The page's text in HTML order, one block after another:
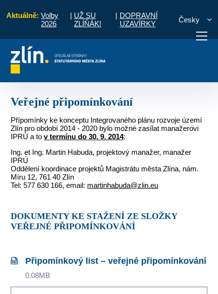
Aktuálně: Volby
2026
| UŽ SU
ZLÍŇÁK!
| DOPRAVNÍ
UZAVÍRKY
Česky
vyřídit Potřebuji zaplatit
Veřejné připomínkování
Přípomínky ke konceptu Integrovaného plánu rozvoje území
Zlín pro období 2014 - 2020 bylo možné zasílat manažerovi
IPRÚ a tov termínu do 30. 9. 2014:
Ing. et Ing. Martin Habuda, projektový manažer, manažer
IPRÚ
Oddělení koordinace projektů Magistrátu města Zlína, nám.
Míru 12, 761 40 Zlín
Tel: 577 630 166, email: martinhabuda@zlin.eu
DOKUMENTY KE STAŽENÍ ZE SLOŽKY
VEŘEJNÉ PŘIPOMÍNKOVÁNÍ
Připomínkový list – veřejné připomínkování
0.08MB